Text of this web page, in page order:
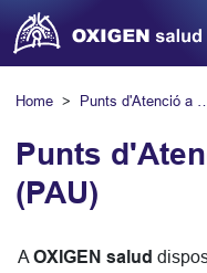
Home Punts d'Atenció a
Punts
(PAU)
AOXIGEN salud